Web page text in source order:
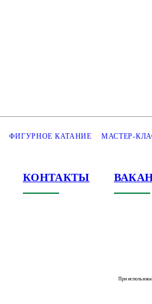
ФИГУРНОЕ КАТАНИЕ МАСТЕР-
КОНТАКТЫ
При